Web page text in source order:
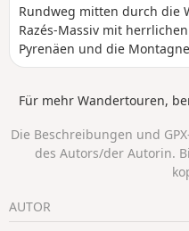
Rundweg mitten durch die
Razés-Massiv mit
Pyrenäen und die
durchqueren die Dörfer
Für mehr Wandertouren,
Die Beschreibungen und
des Autors/der Autorin.
AUTOR